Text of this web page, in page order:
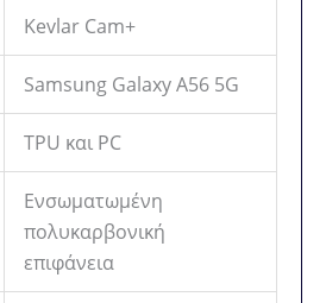
Kevlar Cam+
Samsung Galaxy A56 5G
TPU και PC
Ενσωματωμένη
πολυκαρβονική
επιφάνεια